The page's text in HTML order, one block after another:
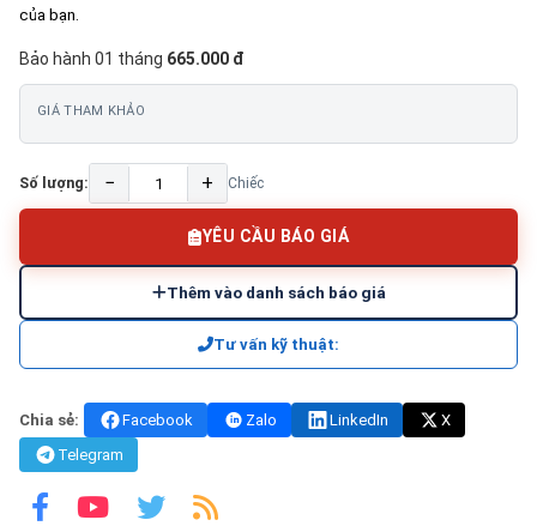
của bạn.
Bảo hành 01 tháng 665.000 đ
GIÁ THAM KHẢO
Số lượng: − + Chiếc
YÊU CẦU BÁO GIÁ
Thêm vào danh sách báo giá
Tư vấn kỹ thuật:
Chia sẻ: Facebook Zalo LinkedIn
X
Telegram